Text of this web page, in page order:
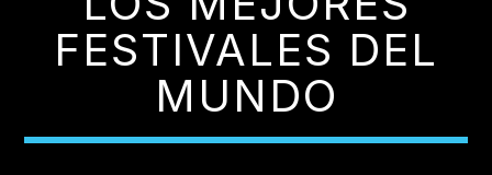
FESTIVALES DEL
MUNDO